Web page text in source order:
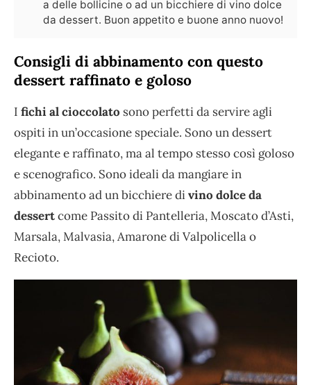
a delle bollicine o ad un bicchiere di vino dolce
da dessert. Buon appetito e buone anno nuovo!
Consigli di abbinamento con questo
dessert raffinato e goloso
I fichi al cioccolato sono perfetti da servire agli
ospiti in un’occasione speciale. Sono un dessert
elegante e raffinato, ma al tempo stesso così goloso
e scenografico. Sono ideali da mangiare in
abbinamento ad un bicchiere divino dolce da
dessertcome Passito di Pantelleria, Moscato d’Asti,
Marsala, Malvasia, Amarone di Valpolicella o
Recioto.